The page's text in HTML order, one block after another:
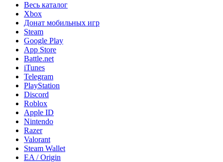
Весь каталог
Xbox
Донат мобильных игр
Steam
Google Play
App Store
Battle.net
iTunes
Telegram
PlayStation
Discord
Roblox
Apple ID
Nintendo
Razer
Valorant
Steam Wallet
EA / Origin